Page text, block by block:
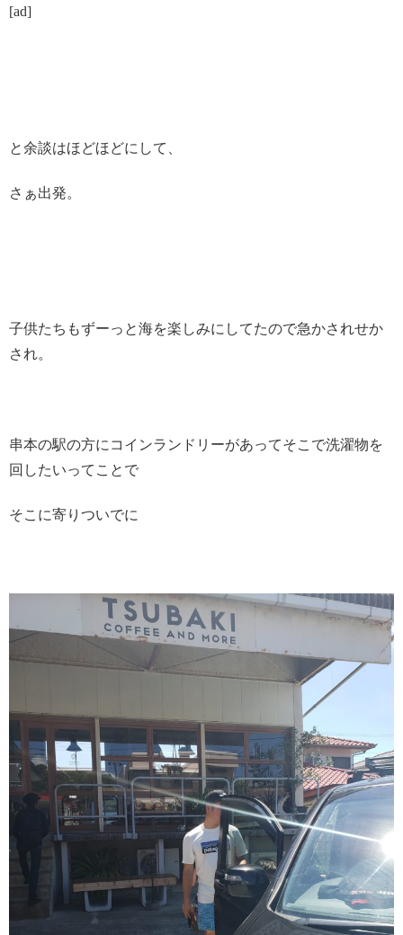
[ad]
と余談はほどほどにして、
さぁ出発。
子供たちもずーっと海を楽しみにしてたので急かされせか
され。
串本の駅の方にコインランドリーがあってそこで洗濯物を
回したいってことで
そこに寄りついでに